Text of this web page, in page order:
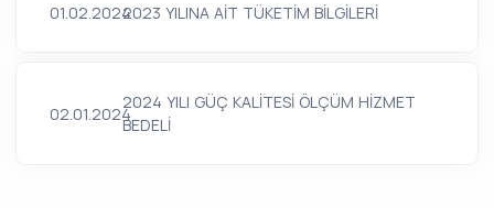
01.02.20242023 YILINA AİT TÜKETİM BİLGİLERİ
02.01.2024
2024 YILI GÜÇ KALİTESİ ÖLÇÜM HİZMET
BEDELİ